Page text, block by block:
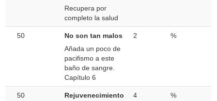
Recupera por
completo la salud
50
No son tan malos
Añada un poco de
pacifismo a este
baño de sangre.
Capítulo 6
2 %
50
Rejuvenecimiento
4 %